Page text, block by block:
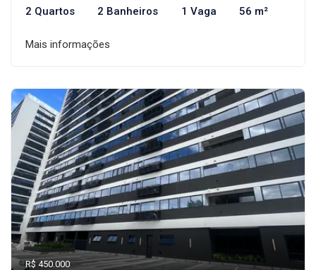
2 Quartos 2 Banheiros 1 Vaga 56 m²
Mais informações
R$ 450.000